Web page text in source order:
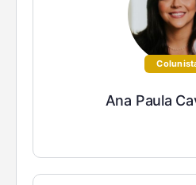
Ana Paula